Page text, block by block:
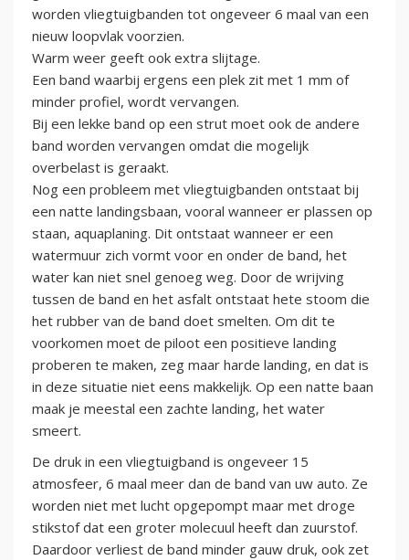
worden vliegtuigbanden tot ongeveer 6 maal van een
nieuw loopvlak voorzien.
Warm weer geeft ook extra slijtage.
Een band waarbij ergens een plek zit met 1 mm of
minder profiel, wordt vervangen.
Bij een lekke band op een strut moet ook de andere
band worden vervangen omdat die mogelijk
overbelast is geraakt.
Nog een probleem met vliegtuigbanden ontstaat bij
een natte landingsbaan, vooral wanneer er plassen op
staan, aquaplaning. Dit ontstaat wanneer er een
watermuur zich vormt voor en onder de band, het
water kan niet snel genoeg weg. Door de wrijving
tussen de band en het asfalt ontstaat hete stoom die
het rubber van de band doet smelten. Om dit te
voorkomen moet de piloot een positieve landing
proberen te maken, zeg maar harde landing, en dat is
in deze situatie niet eens makkelijk. Op een natte baan
maak je meestal een zachte landing, het water
smeert.
De druk in een vliegtuigband is ongeveer 15
atmosfeer, 6 maal meer dan de band van uw auto. Ze
worden niet met lucht opgepompt maar met droge
stikstof dat een groter molecuul heeft dan zuurstof.
Daardoor verliest de band minder gauw druk, ook zet